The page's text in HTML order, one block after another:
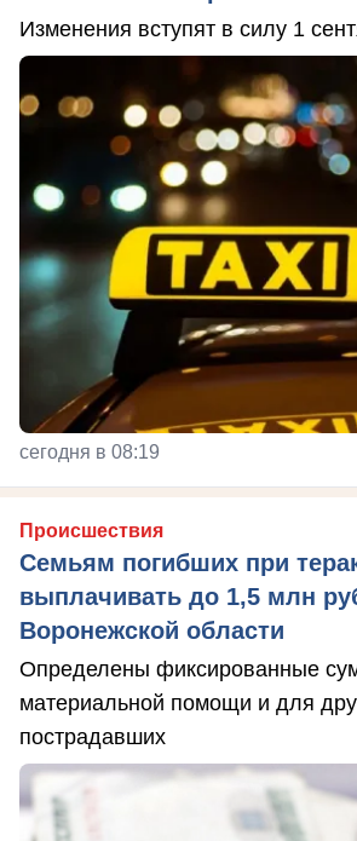
Изменения вступят в силу 1
сегодня в 08:19
Происшествия
Семьям погибших при
выплачивать до 1,5 млн
Воронежской области
Определены фиксированные
материальной помощи и для
пострадавших